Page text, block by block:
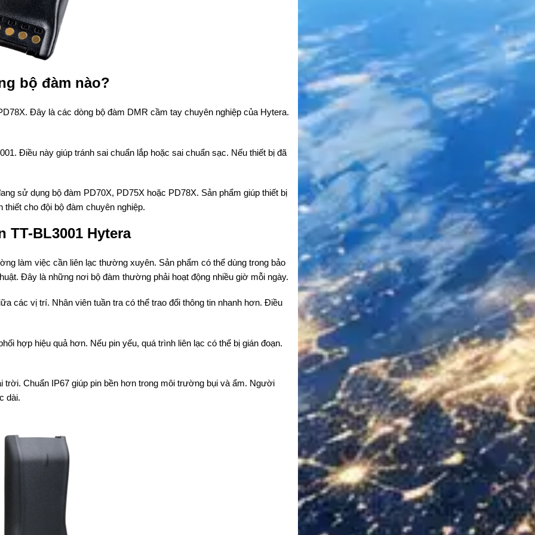
bộ đàm nào?
Đây là các dòng bộ đàm DMR cầm tay chuyên nghiệp của Hytera.
Điều này giúp tránh sai chuẩn lắp hoặc sai chuẩn sạc. Nếu thiết bị đã
sử dụng bộ đàm PD70X, PD75X hoặc PD78X. Sản phẩm giúp thiết bị
cho đội bộ đàm chuyên nghiệp.
BL3001 Hytera
làm việc cần liên lạc thường xuyên. Sản phẩm có thể dùng trong bảo
Đây là những nơi bộ đàm thường phải hoạt động nhiều giờ mỗi ngày.
các vị trí. Nhân viên tuần tra có thể trao đổi thông tin nhanh hơn. Điều
hợp hiệu quả hơn. Nếu pin yếu, quá trình liên lạc có thể bị gián đoạn.
Chuẩn IP67 giúp pin bền hơn trong môi trường bụi và ẩm. Người
dài.